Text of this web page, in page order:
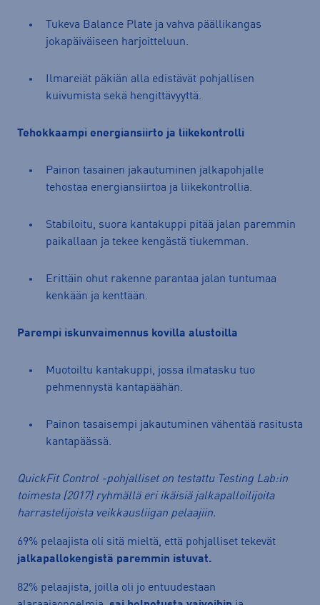
Tukeva Balance Plate ja vahva päällikangas
jokapäiväiseen harjoitteluun.
Ilmareiät päkiän alla edistävät pohjallisen
kuivumista sekä hengittävyyttä.
Tehokkaampi energiansiirto ja liikekontrolli
Painon tasainen jakautuminen jalkapohjalle
tehostaa energiansiirtoa ja liikekontrollia.
Stabiloitu, suora kantakuppi pitää jalan paremmin
paikallaan ja tekee kengästä tiukemman.
Erittäin ohut rakenne parantaa jalan tuntumaa
kenkään ja kenttään.
Parempi iskunvaimennus kovilla alustoilla
Muotoiltu kantakuppi, jossa ilmatasku tuo
pehmennystä kantapäähän.
Painon tasaisempi jakautuminen vähentää rasitusta
kantapäässä.
QuickFit Control -pohjalliset on testattu Testing Lab:in
toimesta (2017) ryhmällä eri ikäisiä jalkapalloilijoita
harrastelijoista veikkausliigan pelaajiin.
69% pelaajista oli sitä mieltä, että pohjalliset tekevät
jalkapallokengistä paremmin istuvat.
82% pelaajista, joilla oli jo entuudestaan